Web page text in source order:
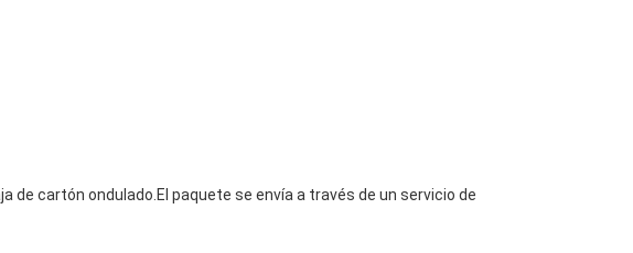
cartón ondulado.El paquete se envía a través de un servicio de